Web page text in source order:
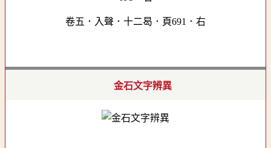
卷五．入聲．十二曷．頁691．右
金石文字辨異